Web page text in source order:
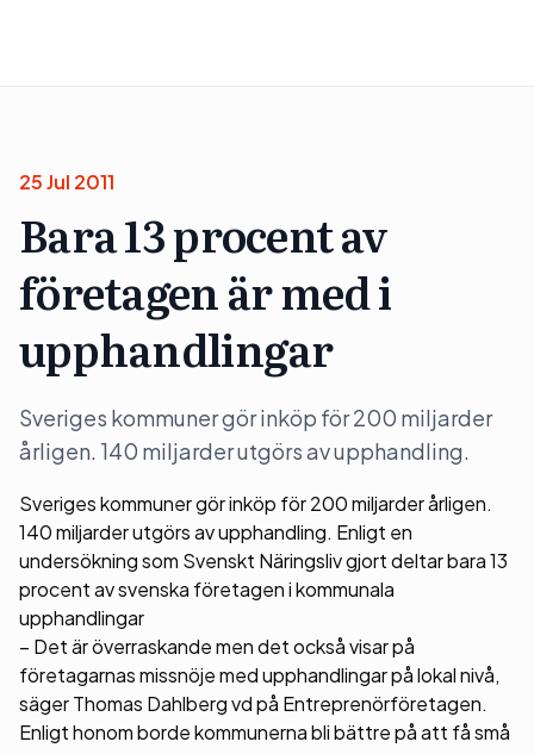
25 Jul 2011
Bara 13 procent av
företagen är med i
upphandlingar
Sveriges kommuner gör inköp för 200 miljarder
årligen. 140 miljarder utgörs av upphandling.
Sveriges kommuner gör inköp för 200 miljarder årligen.
140 miljarder utgörs av upphandling. Enligt en
undersökning som Svenskt Näringsliv gjort deltar bara 13
procent av svenska företagen i kommunala
upphandlingar
– Det är överraskande men det också visar på
företagarnas missnöje med upphandlingar på lokal nivå,
säger Thomas Dahlberg vd på Entreprenörföretagen.
Enligt honom borde kommunerna bli bättre på att få små